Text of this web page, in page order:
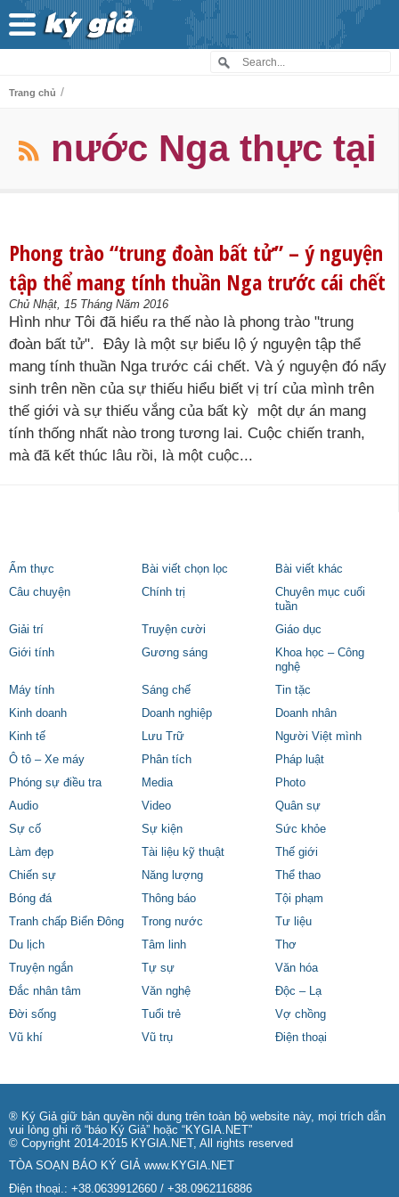
Trang chủ /
nước Nga thực tại
Phong trào “trung đoàn bất tử” – ý nguyện
tập thể mang tính thuần Nga trước cái chết
Chủ Nhật, 15 Tháng Năm 2016
Hình như Tôi đã hiểu ra thế nào là phong trào "trung
đoàn bất tử". Đây là một sự biểu lộ ý nguyện tập thể
mang tính thuần Nga trước cái chết. Và ý nguyện đó nẩy
sinh trên nền của sự thiếu hiểu biết vị trí của mình trên
thế giới và sự thiếu vắng của bất kỳ một dự án mang
tính thống nhất nào trong tương lai. Cuộc chiến tranh,
mà đã kết thúc lâu rồi, là một cuộc...
Ẩm thực Bài viết chọn lọc
Bài viết khác
Câu chuyện
Chính trị
Chuyên mục cuối
tuần
Giải trí
Truyện cười
Giáo dục
Giới tính
Gương sáng
Khoa học – Công
nghệ
Máy tính
Sáng chế
Tin tặc
Kinh doanh
Doanh nghiệp
Doanh nhân
Kinh tế
Lưu Trữ
Người Việt mình
Ô tô – Xe máy
Phân tích
Pháp luật
Phóng sự điều tra
Media
Photo
Audio
Video
Quân sự
Sự cố
Sự kiện
Sức khỏe
Làm đẹp
Tài liệu kỹ thuật
Thế giới
Chiến sự
Năng lượng
Thể thao
Bóng đá
Thông báo
Tội phạm
Tranh chấp Biển Đông
Trong nước
Tư liệu
Du lịch
Tâm linh
Thơ
Truyện ngắn
Tự sự
Văn hóa
Đắc nhân tâm
Văn nghệ
Độc – Lạ
Đời sống
Tuổi trẻ
Vợ chồng
Vũ khí
Vũ trụ Điện thoại
® Ký Giả giữ bản quyền nội dung trên toàn bộ website này, mọi trích dẫn
vui lòng ghi rõ “báo Ký Giả” hoặc “KYGIA.NET”
© Copyright 2014-2015 KYGIA.NET, All rights reserved
TÒA SOẠN BÁO KÝ GIẢ www.KYGIA.NET
Điện thoại.: +38.0639912660 / +38.0962116886